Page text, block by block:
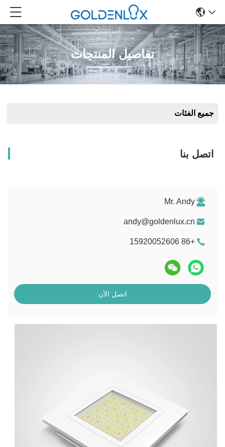
تفاصيل المنتجات
جميع الفئات
اتصل بنا
Mr. Andy
andy@goldenlux.cn
+86 15920052606
اتصل الآن